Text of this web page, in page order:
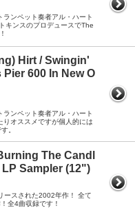
ランペット奏者アル・ハート
キンスのプロデュースでThe
Hirt / Swingin'
600 In New O
ランペット奏者アル・ハート
オススメですが個人的には
。
The Candl
Sampler (12")
ースされた2002年作！ 全て
全4曲収録です！